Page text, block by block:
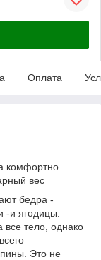
Оплата
комфортно
вес
бедра -
и ягодицы.
все тело, однако
Это не